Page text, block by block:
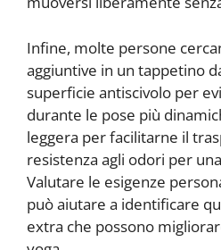
Infine, molte persone
aggiuntive in un tappetino
superficie antiscivolo per
durante le pose più
leggera per facilitarne il
resistenza agli odori per
Valutare le esigenze
può aiutare a identificare
extra che possono